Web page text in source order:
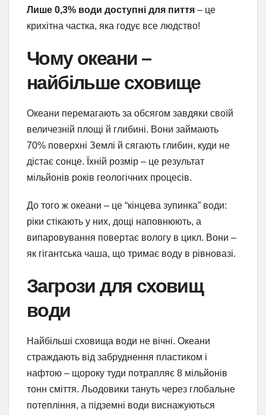
Лише 0,3% води доступні для пиття – це
крихітна частка, яка годує все людство!
Чому океани –
найбільше сховище
Океани перемагають за обсягом завдяки своїй
величезній площі й глибині. Вони займають
70% поверхні Землі й сягають глибин, куди не
дістає сонце. Їхній розмір – це результат
мільйонів років геологічних процесів.
До того ж океани – це “кінцева зупинка” води:
ріки стікають у них, дощі наповнюють, а
випаровування повертає вологу в цикл. Вони –
як гігантська чаша, що тримає воду в рівновазі.
Загрози для сховищ
води
Найбільші сховища води не вічні. Океани
страждають від забруднення пластиком і
нафтою – щороку туди потрапляє 8 мільйонів
тонн сміття. Льодовики тануть через глобальне
потепління, а підземні води виснажуються